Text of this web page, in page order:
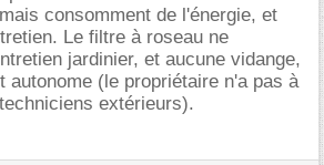
consomment de l'énergie, et
Le filtre à roseau ne
jardinier, et aucune vidange,
autonome (le propriétaire n'a pas à
extérieurs).